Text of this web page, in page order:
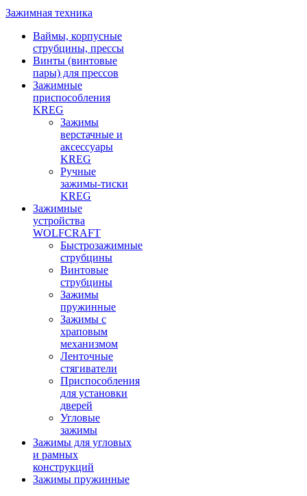
Зажимная техника
Ваймы, корпусные
струбцины, прессы
Винты (винтовые
пары) для прессов
Зажимные
приспособления
KREG
Зажимы
верстачные и
аксессуары
KREG
Ручные
зажимы-тиски
KREG
Зажимные
устройства
WOLFCRAFT
Быстрозажимные
струбцины
Винтовые
струбцины
Зажимы
пружинные
Зажимы с
храповым
механизмом
Ленточные
стягиватели
Приспособления
для установки
дверей
Угловые
зажимы
Зажимы для угловых
и рамных
конструкций
Зажимы пружинные